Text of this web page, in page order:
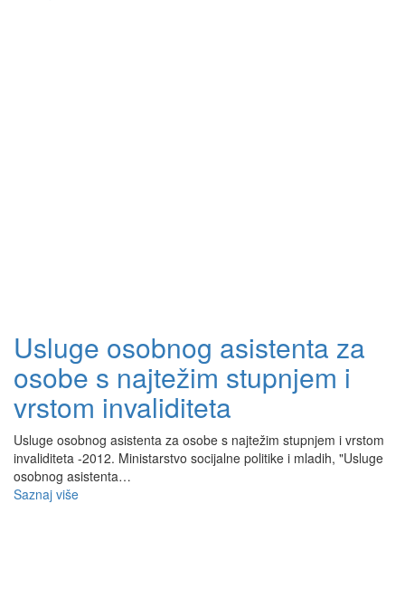
Usluge osobnog asistenta za
osobe s najtežim stupnjem i
vrstom invaliditeta
Usluge osobnog asistenta za osobe s najtežim stupnjem i vrstom
invaliditeta -2012. Ministarstvo socijalne politike i mladih, "Usluge
osobnog asistenta…
Saznaj više